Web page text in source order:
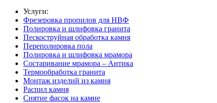
Услуги:
Фрезеровка пропилов для НВФ
Полировка и шлифовка гранита
Пескоструйная обработка камня
Переполировка пола
Полировка и шлифовка мрамора
Состаривание мрамора – Антика
Термообработка гранита
Монтаж изделий из камня
Распил камня
Снятие фасок на камне